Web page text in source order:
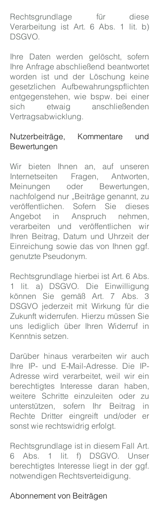
Rechtsgrundlage für diese
Verarbeitung ist Art. 6 Abs. 1 lit. b)
DSGVO.
Ihre Daten werden gelöscht, sofern
Ihre Anfrage abschließend beantwortet
worden ist und der Löschung keine
gesetzlichen Aufbewahrungspflichten
entgegenstehen, wie bspw. bei einer
sich etwaig anschließenden
Vertragsabwicklung.
Nutzerbeiträge, Kommentare und
Bewertungen
Wir bieten Ihnen an, auf unseren
Internetseiten Fragen, Antworten,
Meinungen oder Bewertungen,
nachfolgend nur „Beiträge genannt, zu
veröffentlichen. Sofern Sie dieses
Angebot in Anspruch nehmen,
verarbeiten und veröffentlichen wir
Ihren Beitrag, Datum und Uhrzeit der
Einreichung sowie das von Ihnen ggf.
genutzte Pseudonym.
Rechtsgrundlage hierbei ist Art. 6 Abs.
1 lit. a) DSGVO. Die Einwilligung
können Sie gemäß Art. 7 Abs. 3
DSGVO jederzeit mit Wirkung für die
Zukunft widerrufen. Hierzu müssen Sie
uns lediglich über Ihren Widerruf in
Kenntnis setzen.
Darüber hinaus verarbeiten wir auch
Ihre IP- und E-Mail-Adresse. Die IP-
Adresse wird verarbeitet, weil wir ein
berechtigtes Interesse daran haben,
weitere Schritte einzuleiten oder zu
unterstützen, sofern Ihr Beitrag in
Rechte Dritter eingreift und/oder er
sonst wie rechtswidrig erfolgt.
Rechtsgrundlage ist in diesem Fall Art.
6 Abs. 1 lit. f) DSGVO. Unser
berechtigtes Interesse liegt in der ggf.
notwendigen Rechtsverteidigung.
Abonnement von Beiträgen